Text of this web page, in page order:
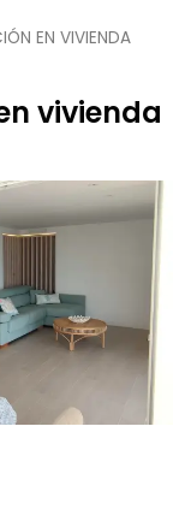
EN VIVIENDA
vivienda